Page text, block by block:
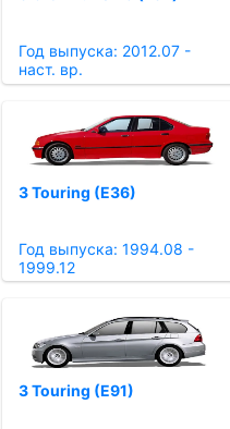
Год выпуска: 2012.07 -
наст. вр.
3 Touring (E36)
Год выпуска: 1994.08 -
1999.12
3 Touring (E91)